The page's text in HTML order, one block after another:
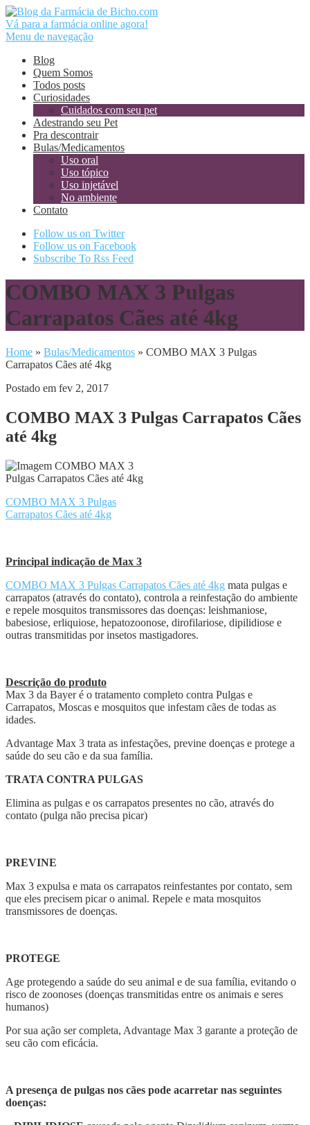
Vá para a farmácia online agora!
Menu de navegação
Blog
Quem Somos
Todos posts
Curiosidades
Cuidados com seu pet
Adestrando seu Pet
Pra descontrair
Bulas/Medicamentos
Uso oral
Uso tópico
Uso injetável
No ambiente
Contato
Follow us on Twitter
Follow us on Facebook
Subscribe To Rss Feed
COMBO MAX 3 Pulgas
Carrapatos Cães até 4kg
Home » Bulas/Medicamentos » COMBO MAX 3 Pulgas
Carrapatos Cães até 4kg
Postado em fev 2, 2017
COMBO MAX 3 Pulgas Carrapatos Cães
até 4kg
COMBO MAX 3 Pulgas
Carrapatos Cães até 4kg
Principal indicação de Max 3
COMBO MAX 3 Pulgas Carrapatos Cães até 4kg mata pulgas e
carrapatos (através do contato), controla a reinfestação do ambiente
e repele mosquitos transmissores das doenças: leishmaniose,
babesiose, erliquiose, hepatozoonose, dirofilariose, dipilidiose e
outras transmitidas por insetos mastigadores.
Descrição do produto
Max 3 da Bayer é o tratamento completo contra Pulgas e
Carrapatos, Moscas e mosquitos que infestam cães de todas as
idades.
Advantage Max 3 trata as infestações, previne doenças e protege a
saúde do seu cão e da sua família.
TRATA CONTRA PULGAS
Elimina as pulgas e os carrapatos presentes no cão, através do
contato (pulga não precisa picar)
PREVINE
Max 3 expulsa e mata os carrapatos reinfestantes por contato, sem
que eles precisem picar o animal. Repele e mata mosquitos
transmissores de doenças.
PROTEGE
Age protegendo a saúde do seu animal e de sua família, evitando o
risco de zoonoses (doenças transmitidas entre os animais e seres
humanos)
Por sua ação ser completa, Advantage Max 3 garante a proteção de
seu cão com eficácia.
A presença de pulgas nos cães pode acarretar nas seguintes
doenças: